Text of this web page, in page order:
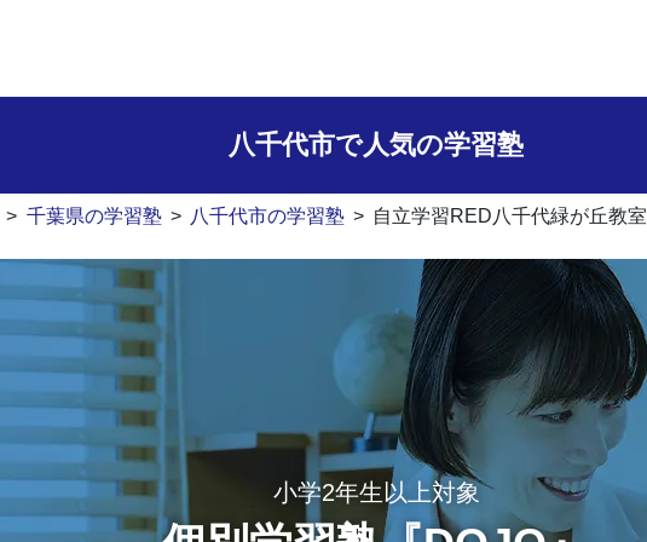
八千代市で人気の学習塾
> 千葉県の学習塾 > 八千代市の学習塾 > 自立学習RED八千代緑が丘教室
小学2年生以上対象